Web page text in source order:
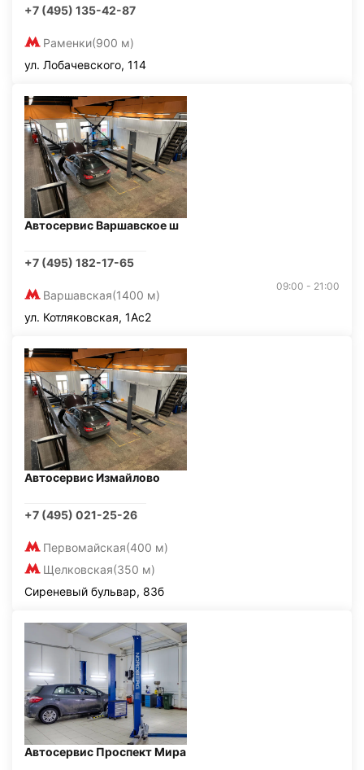
+7 (495) 135-42-87
Раменки(900 м)
ул. Лобачевского, 114
Автосервис Варшавское ш
+7 (495) 182-17-65
Варшавская(1400 м)
09:00 - 21:00
ул. Котляковская, 1Ас2
Автосервис Измайлово
+7 (495) 021-25-26
Первомайская(400 м)
Щелковская(350 м)
Сиреневый бульвар, 83б
Автосервис Проспект Мира